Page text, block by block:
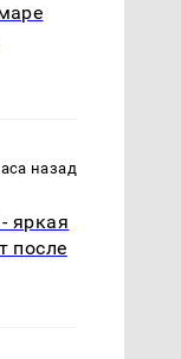
назад
яркая
после